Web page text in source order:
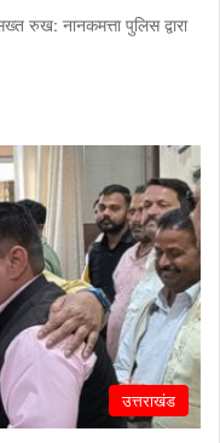
रुख: नानकमत्ता पुलिस द्वारा
उत्तराखंड